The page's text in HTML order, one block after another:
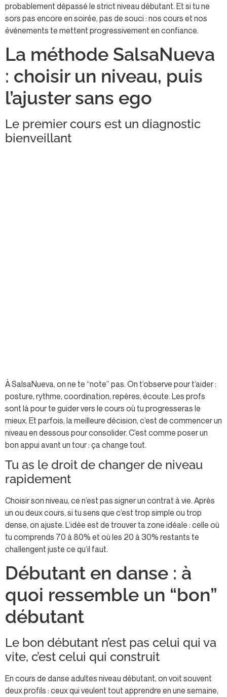
probablement dépassé le strict niveau débutant. Et si tu ne
sors pas encore en soirée, pas de souci : nos cours et nos
événements te mettent progressivement en confiance.
La méthode SalsaNueva
: choisir un niveau, puis
l’ajuster sans ego
Le premier cours est un diagnostic
bienveillant
À SalsaNueva, on ne te “note” pas. On t’observe pour t’aider :
posture, rythme, coordination, repères, écoute. Les profs
sont là pour te guider vers le cours où tu progresseras le
mieux. Et parfois, la meilleure décision, c’est de commencer un
niveau en dessous pour consolider. C’est comme poser un
bon appui avant un tour : ça change tout.
Tu as le droit de changer de niveau
rapidement
Choisir son niveau, ce n’est pas signer un contrat à vie. Après
un ou deux cours, si tu sens que c’est trop simple ou trop
dense, on ajuste. L’idée est de trouver ta zone idéale : celle où
tu comprends 70 à 80% et où les 20 à 30% restants te
challengent juste ce qu’il faut.
Débutant en danse : à
quoi ressemble un “bon”
débutant
Le bon débutant n’est pas celui qui va
vite, c’est celui qui construit
En cours de danse adultes niveau débutant, on voit souvent
deux profils : ceux qui veulent tout apprendre en une semaine,